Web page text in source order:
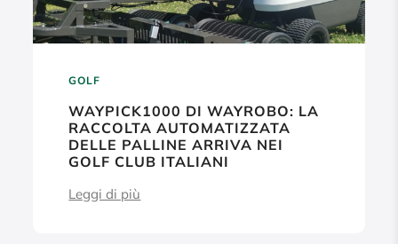
GOLF
WAYPICK1000 DI WAYROBO: LA
RACCOLTA AUTOMATIZZATA
DELLE PALLINE ARRIVA NEI
GOLF CLUB ITALIANI
Leggi di più